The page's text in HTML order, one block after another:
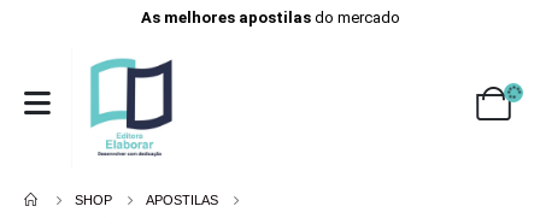
As melhores apostilasdo mercado
SHOP
APOSTILAS